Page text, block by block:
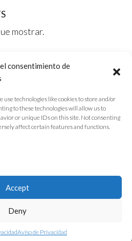
consentimiento de
use technologies like cookies to store and/or
to these technologies will allow us to
or unique IDs on this site. Not consenting
affect certain features and functions.
Accept
Deny
Aviso de Privacidad
mostrar.
EnvoThemes